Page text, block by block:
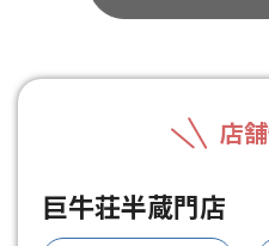
店
巨牛荘半蔵門店